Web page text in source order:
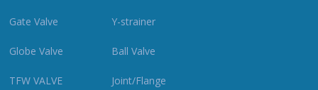
Gate Valve
Globe Valve
TFW VALVE
Y-strainer
Ball Valve
Joint/Flange